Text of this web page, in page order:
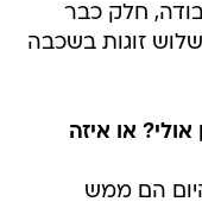
חלק כבר
זוגות בשכבה
או איזה
הם ממש